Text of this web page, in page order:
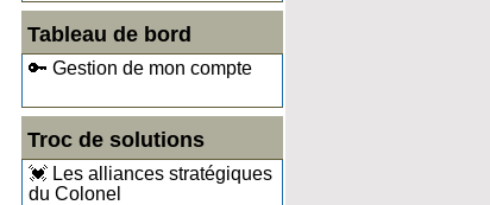
Tableau de bord
🔑 Gestion de mon compte
Troc de solutions
💓 Les alliances stratégiques
du Colonel